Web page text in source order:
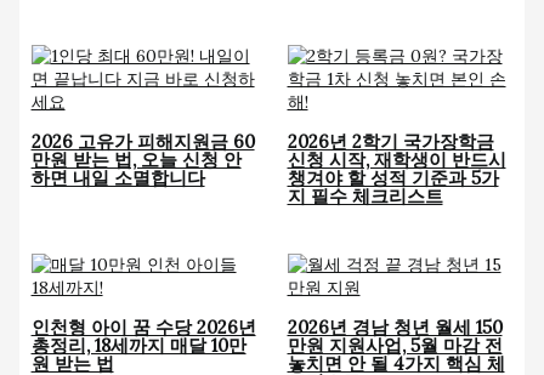
2026 고유가 피해지원금 60
만원 받는 법, 오늘 신청 안
하면 내일 소멸합니다
2026년 2학기 국가장학금
신청 시작, 재학생이 반드시
챙겨야 할 성적 기준과 5가
지 필수 체크리스트
인천형 아이 꿈 수당 2026년
총정리, 18세까지 매달 10만
원 받는 법
2026년 경남 청년 월세 150
만원 지원사업, 5월 마감 전
놓치면 안 될 4가지 핵심 체